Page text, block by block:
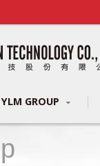
YLM GROUP